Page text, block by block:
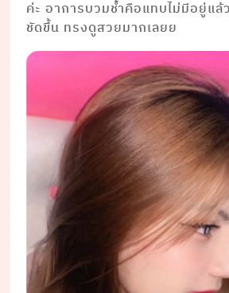
ค่ะ อาการบวมช้ำคือแทบไม่มีอยู่แล้
ชัดขึ้น ทรงดูสวยมากเลยย